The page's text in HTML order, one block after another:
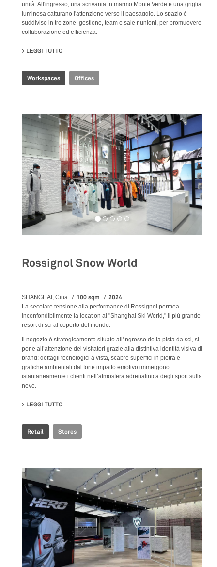
unità. All'ingresso, una scrivania in marmo Monte Verde e una griglia
luminosa catturano l'attenzione verso il paesaggio. Lo spazio è
suddiviso in tre zone: gestione, team e sale riunioni, per promuovere
collaborazione ed efficienza.
LEGGI TUTTO
Workspaces Offices
Rossignol Snow World
SHANGHAI, Cina 100 sqm 2024
La secolare tensione alla performance di Rossignol permea
inconfondibilmente la location al "Shanghai Ski World," il più grande
resort di sci al coperto del mondo.
Il negozio è strategicamente situato all'ingresso della pista da sci, si
pone all’attenzione dei visitatori grazie alla distintiva identità visiva di
brand: dettagli tecnologici a vista, scabre superfici in pietra e
grafiche ambientali dal forte impatto emotivo immergono
istantaneamente i clienti nell’atmosfera adrenalinica degli sport sulla
neve.
LEGGI TUTTO
Retail Stores